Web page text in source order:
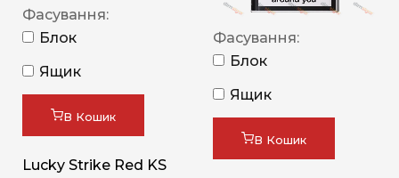
Фасування:
Блок
Ящик
В Кошик
Lucky Strike Red KS
Фасування:
Блок
Ящик
В Кошик